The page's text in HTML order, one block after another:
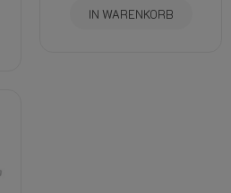
IN WARENKORB